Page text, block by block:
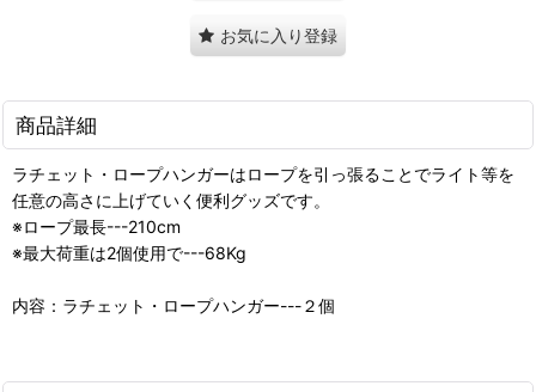
お気に入り登録
商品詳細
ラチェット・ロープハンガーはロープを引っ張ることでライト等を
任意の高さに上げていく便利グッズです。
※ロープ最長---210cm
※最大荷重は2個使用で---68Kg
内容：ラチェット・ロープハンガー---２個